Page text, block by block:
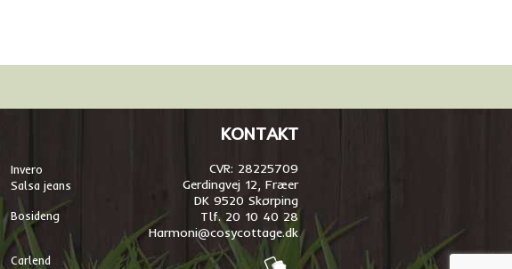
Invero
Salsa jeans
Bosideng
Carlend
KONTAKT
CVR: 28225709
Gerdingvej 12, Fræer
DK 9520 Skørping
Tlf. 20 10 40 28
Harmoni@cosycottage.dk